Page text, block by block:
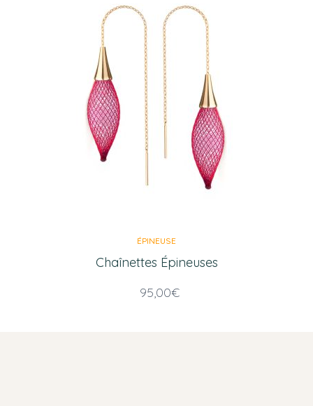
ÉPINEUSE
Chaînettes Épineuses
95,00€